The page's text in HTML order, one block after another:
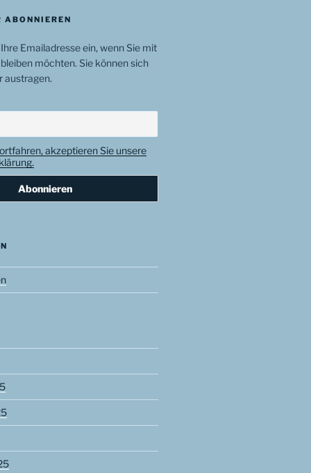
ABONNIEREN
Emailadresse ein, wenn Sie mit
möchten. Sie können sich
austragen.
akzeptieren Sie unsere